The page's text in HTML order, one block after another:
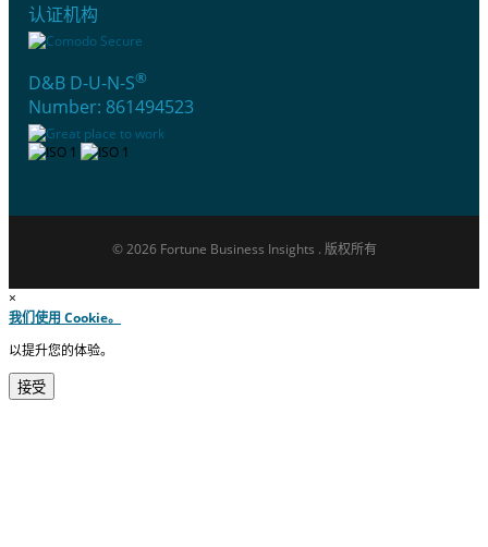
认证机构
D&B D-U-N-S®
Number: 861494523
© 2026 Fortune Business Insights . 版权所有
×
我们使用 Cookie。
以提升您的体验。
接受